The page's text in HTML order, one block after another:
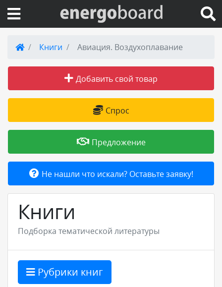
Вход на сайт
Поиск по сайту
Публикации
Справка
Товары и услуги
Добавить товар или услугу
Книги Авиация. Воздухоплавание
Добавить свой товар
Спрос
Предложение
Не нашли что искали? Оставьте заявку!
Книги
Подборка тематической литературы
Рубрики книг